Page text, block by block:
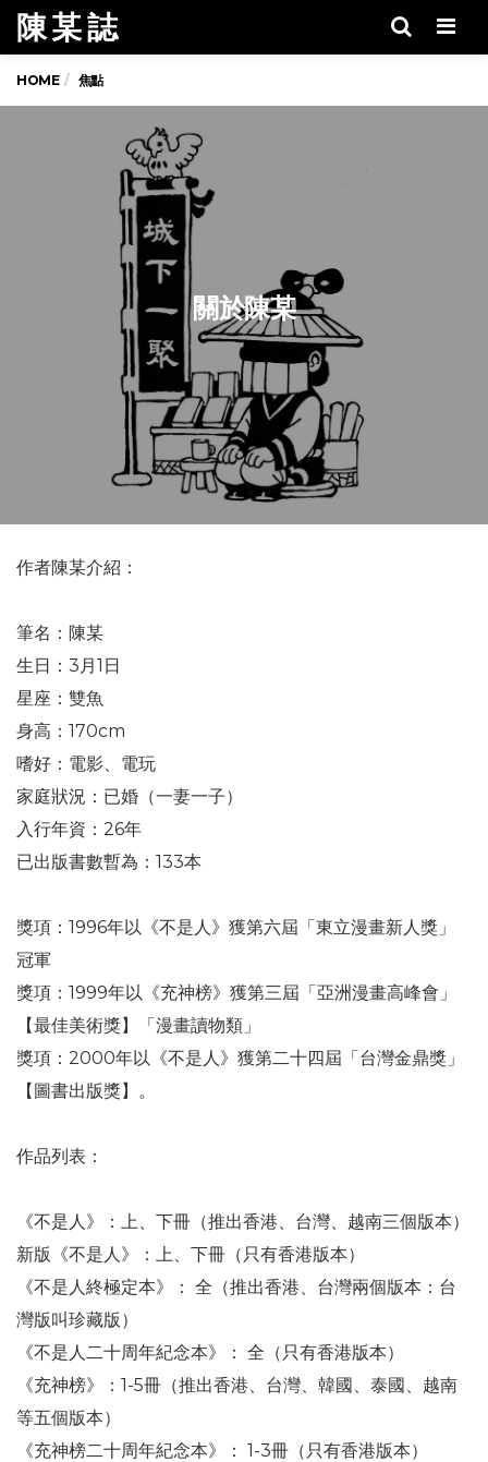
陳 某 誌
HOME 焦點
關於陳某
作者陳某介紹：
筆名：陳某
生日：3月1日
星座：雙魚
身高：170cm
嗜好：電影、電玩
家庭狀況：已婚（一妻一子）
入行年資：26年
已出版書數暫為：133本
獎項：1996年以《不是人》獲第六屆「東立漫畫新人獎」
冠軍
獎項：1999年以《充神榜》獲第三屆「亞洲漫畫高峰會」
【最佳美術獎】「漫畫讀物類」
獎項：2000年以《不是人》獲第二十四屆「台灣金鼎獎」
【圖書出版獎】。
作品列表：
《不是人》：上、下冊（推出香港、台灣、越南三個版本）
新版《不是人》：上、下冊（只有香港版本）
《不是人終極定本》： 全（推出香港、台灣兩個版本：台
灣版叫珍藏版）
《不是人二十周年紀念本》： 全（只有香港版本）
《充神榜》：1-5冊（推出香港、台灣、韓國、泰國、越南
等五個版本）
《充神榜二十周年紀念本》： 1-3冊（只有香港版本）